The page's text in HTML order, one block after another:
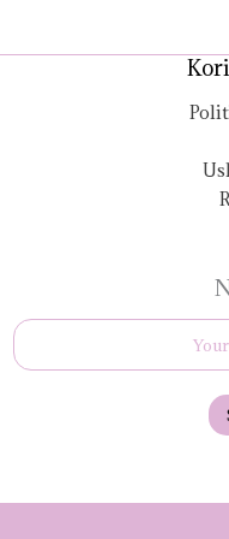
product
page
E
m